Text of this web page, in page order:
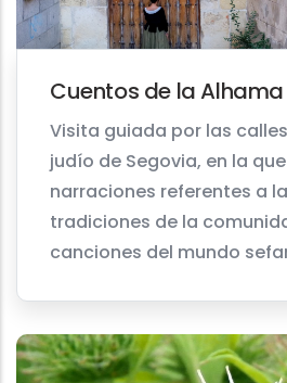
Cuentos de la
Visita guiada por las
judío de Segovia, en la
narraciones referentes a
tradiciones de la
canciones del mundo